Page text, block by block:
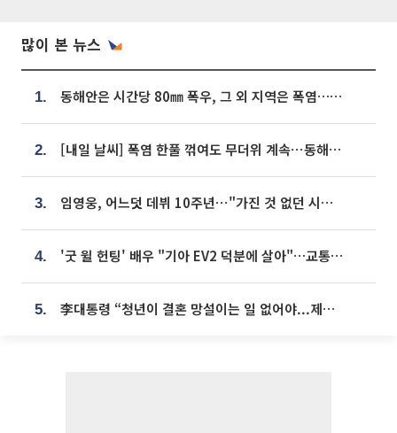
많이 본 뉴스
1. 동해안은 시간당 80㎜ 폭우, 그 외 지역은 폭염…‘극과 극 날씨’
2. [내일 날씨] 폭염 한풀 꺾여도 무더위 계속⋯동해안 이틀 연속 비
3. 임영웅, 어느덧 데뷔 10주년⋯"가진 것 없던 시절, 내 앞엔 20명의 팬뿐"
4. '굿 윌 헌팅' 배우 "기아 EV2 덕분에 살아"…교통사고 후 안전성 극찬
5. 李대통령 “청년이 결혼 망설이는 일 없어야...제도상 불이익 조사”